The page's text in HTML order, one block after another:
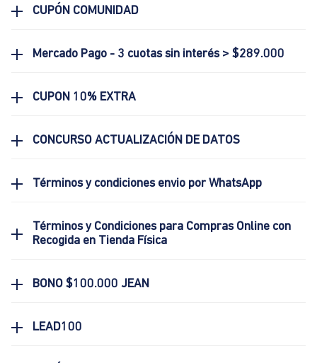
CUPÓN COMUNIDAD
Mercado Pago - 3 cuotas sin interés > $289.000
CUPON 10% EXTRA
CONCURSO ACTUALIZACIÓN DE DATOS
Términos y condiciones envio por WhatsApp
Términos y Condiciones para Compras Online con
Recogida en Tienda Física
BONO $100.000 JEAN
LEAD100